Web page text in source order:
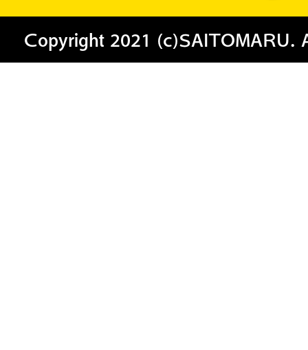
Copyright 2021 (c)SAITOMARU.